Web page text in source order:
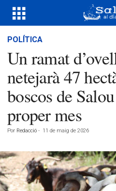
POLÍTICA
Un ramat
netejarà 47
boscos de
proper mes
Por Redacció - 11 de maig de 2026